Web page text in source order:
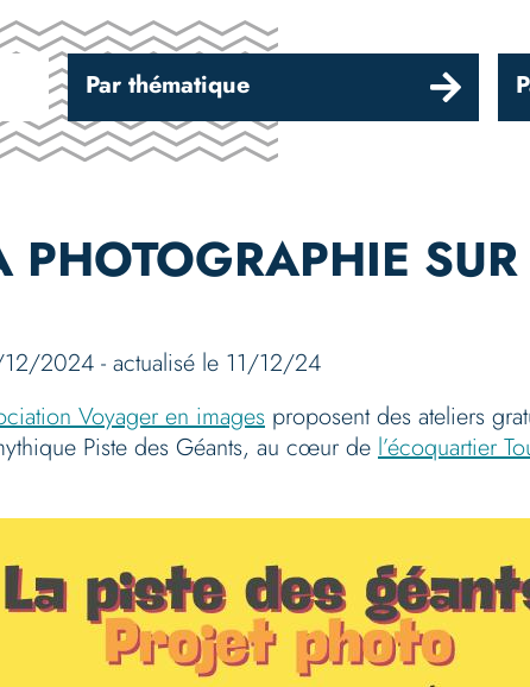
Par thématique
PHOTOGRAPHIE
2024 - actualisé le 11/12/24
Voyager en images proposent des ateliers
Piste des Géants, au cœur de l’écoquartier